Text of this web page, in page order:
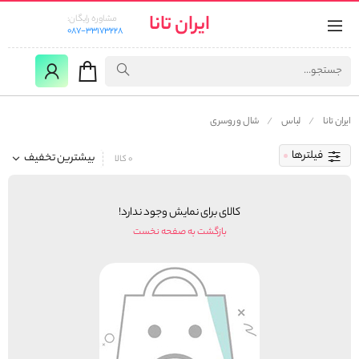
ایران تانا
مشاوره رایگان:
087-33173228
ایران تانا لباس شال و روسری
فیلترها بیشترین تخفیف 0 کالا
کالای برای نمایش وجود ندارد!
بازگشت به صفحه نخست